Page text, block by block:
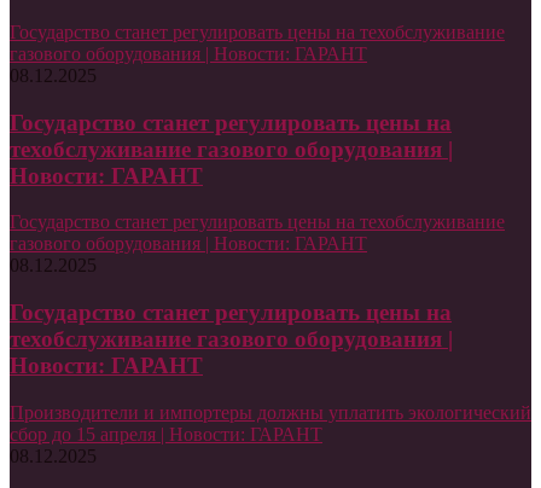
Государство станет регулировать цены на техобслуживание
газового оборудования | Новости: ГАРАНТ
08.12.2025
Государство станет регулировать цены на
техобслуживание газового оборудования |
Новости: ГАРАНТ
Государство станет регулировать цены на техобслуживание
газового оборудования | Новости: ГАРАНТ
08.12.2025
Государство станет регулировать цены на
техобслуживание газового оборудования |
Новости: ГАРАНТ
Производители и импортеры должны уплатить экологический
сбор до 15 апреля | Новости: ГАРАНТ
08.12.2025